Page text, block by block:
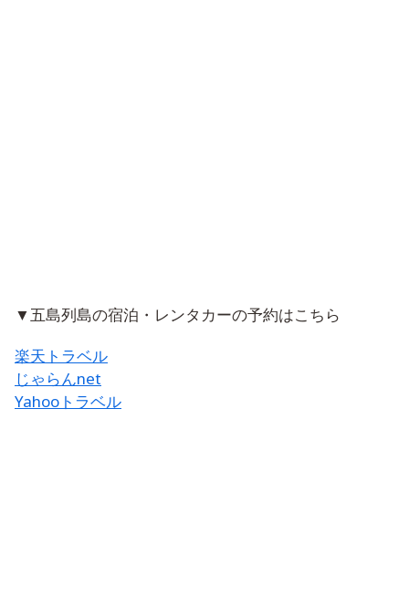
▼五島列島の宿泊・レンタカーの予約はこちら
楽天トラベル
じゃらんnet
Yahooトラベル